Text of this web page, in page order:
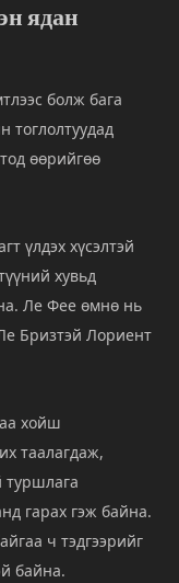
ядан
болж бага
тоглолтуудад
өөрийгөө
үлдэх хүсэлтэй
хувьд
Ле Фее өмнө нь
Бризтэй Лориент
хойш
таалагдаж,
туршлага
гарах гэж байна.
ч тэдгээрийг
байна.